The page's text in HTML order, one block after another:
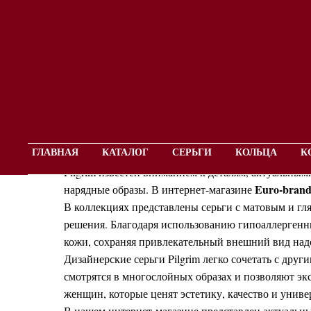
ГЛАВНАЯ КАТАЛОГ СЕРЬГИ КОЛЬЦА
Серьги Pilgrim — это дизайнерские украшения из
Pilgrim известен вниманием к деталям,
нарядные образы. В интернет-магазинеEuro-brand
В коллекциях представлены серьги с матовым и
решения. Благодаря использованию
кожи, сохраняя привлекательный внешний вид
Дизайнерские серьги Pilgrim легко сочетать с
смотрятся в многослойных образах и позволяют
женщин, которые ценят эстетику, качество и